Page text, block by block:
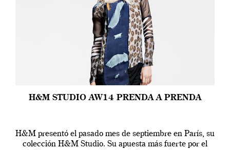
H&M STUDIO AW14 PRENDA A PRENDA
H&M presentó el pasado mes de septiembre en París, su
colección H&M Studio. Su apuesta más fuerte por el